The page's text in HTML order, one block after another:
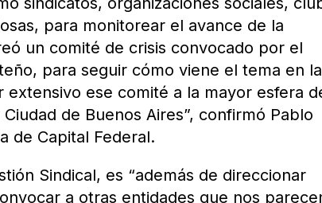
para monitorear el avance de la
un comité de crisis convocado por el
para seguir cómo viene el tema en
ese comité a la mayor esfera
de Buenos Aires”, confirmó Pablo
de Capital Federal.
Sindical, es “además de direccionar
a otras entidades que nos